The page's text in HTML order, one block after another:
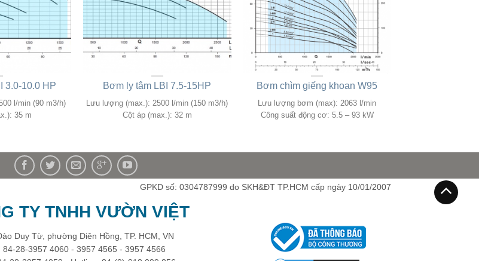
3.0-10.0 HP
l/min (90 m3/h)
35 m
Bơm ly tâm LBI 7.5-15HP
Lưu lượng (max.): 2500 l/min (150 m3/h)
Cột áp (max.): 32 m
Bơm chìm giếng khoan W95
Lưu lượng bơm (max): 2063 l/min
Công suất động cơ: 5.5 – 93 kW
GPKD số: 0304787999 do SKH&ĐT TP.HCM cấp ngày 10/01/2007
TY TNHH VƯỜN VIỆT
Duy Từ, phường Diên Hồng, TP. HCM, VN
84-28-3957 4060 - 3957 4565 - 3957 4566